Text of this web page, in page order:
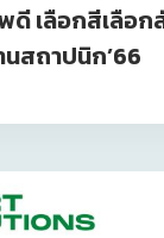
เลือกสีเลือก
นสถาปนิก’66